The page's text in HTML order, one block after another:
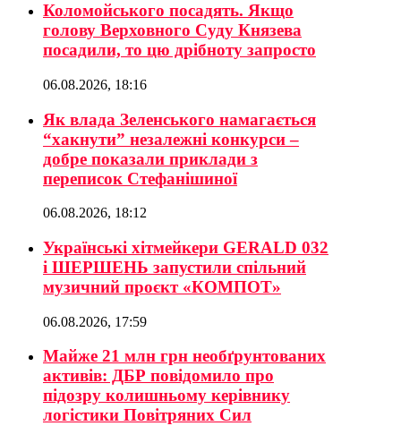
Коломойського посадять. Якщо
голову Верховного Суду Князева
посадили, то цю дрібноту запросто
06.08.2026, 18:16
Як влада Зеленського намагається
“хакнути” незалежні конкурси –
добре показали приклади з
переписок Стефанішиної
06.08.2026, 18:12
Українські хітмейкери GERALD 032
і ШЕРШЕНЬ запустили спільний
музичний проєкт «КОМПОТ»
06.08.2026, 17:59
Майже 21 млн грн необґрунтованих
активів: ДБР повідомило про
підозру колишньому керівнику
логістики Повітряних Сил